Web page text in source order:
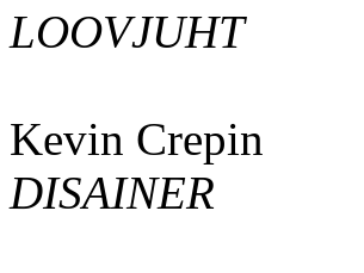
LOOVJUHT
Kevin Crepin
DISAINER